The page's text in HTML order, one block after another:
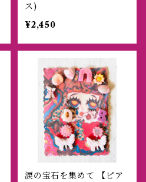
ス)
¥2,450
涙の宝石を集めて 【ピア